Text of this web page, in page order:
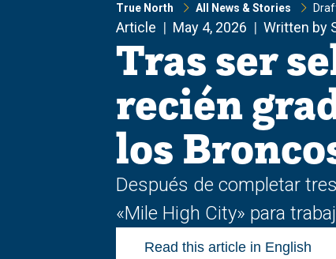
True North All News & Stories
Article May 4, 2026 Written by
Tras ser
recién
los
Después de completar
«Mile High City» para
Read this article in English